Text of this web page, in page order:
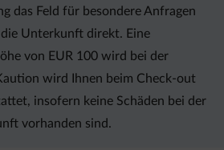
das Feld für besondere Anfragen
Unterkunft direkt. Eine
von EUR 100 wird bei der
wird Ihnen beim Check-out
insofern keine Schäden bei der
vorhanden sind.